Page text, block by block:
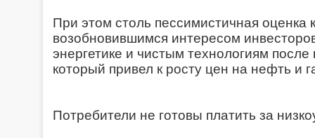
При этом столь пессимистичная оценка
возобновившимся интересом
энергетике и чистым технологиям
который привел к росту цен на нефть и
Потребители не готовы платить за